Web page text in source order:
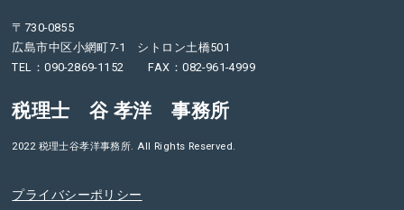
〒730-0855
広島市中区小網町7-1 シトロン土橋501
TEL：090-2869-1152 FAX：082-961-4999
税理士 谷 孝洋 事務所
2022 税理士谷孝洋事務所. All Rights Reserved.
プライバシーポリシー